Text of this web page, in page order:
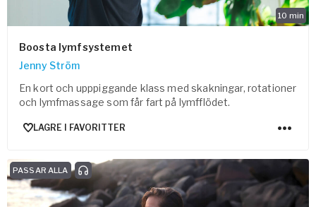
10 min
Boosta lymfsystemet
Jenny Ström
En kort och upppiggande klass med skakningar, rotationer
och lymfmassage som får fart på lymfflödet.
LAGRE I FAVORITTER
PASSAR ALLA